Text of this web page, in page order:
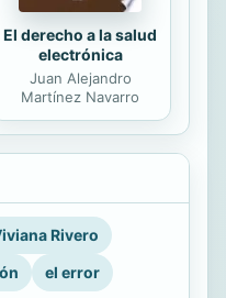
El derecho a la salud
electrónica
Juan Alejandro
Martínez Navarro
Rivero
el error